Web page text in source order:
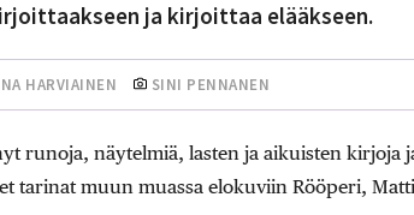
ja kirjoittaa elääkseen.
HARVIAINEN SINI PENNANEN
runoja, näytelmiä, lasten ja aikuisten kirjoja
tarinat muun muassa elokuviin Rööperi,